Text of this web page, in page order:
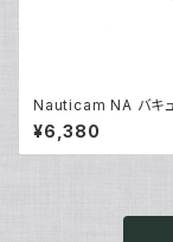
Nauticam NA バキ
プ [20671]
¥6,380